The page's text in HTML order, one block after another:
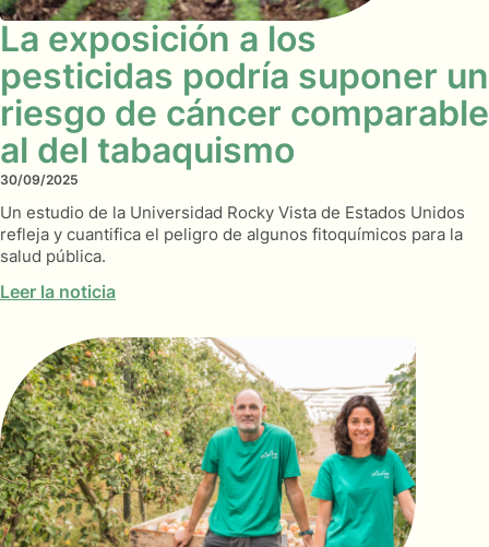
La exposición a los
pesticidas podría suponer un
riesgo de cáncer comparable
al del tabaquismo
30/09/2025
Un estudio de la Universidad Rocky Vista de Estados Unidos
refleja y cuantifica el peligro de algunos fitoquímicos para la
salud pública.
Leer la noticia